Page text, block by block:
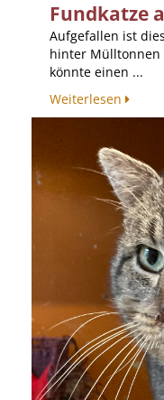
Fundkatze
Aufgefallen ist
hinter Mülltonnen
könnte einen ...
Weiterlesen